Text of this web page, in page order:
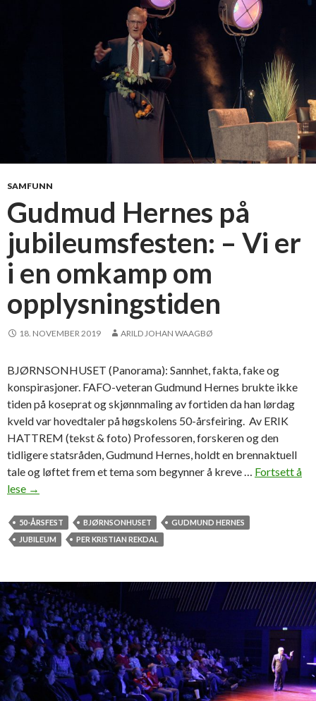
i
s
s
o
l
t
SAMFUNN
Gudmud Hernes på
jubileumsfesten: – Vi er
i en omkamp om
opplysningstiden
18. NOVEMBER 2019 ARILD JOHAN WAAGBØ
BJØRNSONHUSET (Panorama): Sannhet, fakta, fake og
konspirasjoner. FAFO-veteran Gudmund Hernes brukte ikke
tiden på koseprat og skjønnmaling av fortiden da han lørdag
kveld var hovedtaler på høgskolens 50-årsfeiring. Av ERIK
HATTREM (tekst & foto) Professoren, forskeren og den
tidligere statsråden, Gudmund Hernes, holdt en brennaktuell
tale og løftet frem et tema som begynner å kreve … Fortsett å
lese G
d
m
H
e
r
n
e
s
→
50-ÅRSFEST BJØRNSONHUSET
GUDMUND HERNES
JUBILEUM
PER KRISTIAN REKDAL